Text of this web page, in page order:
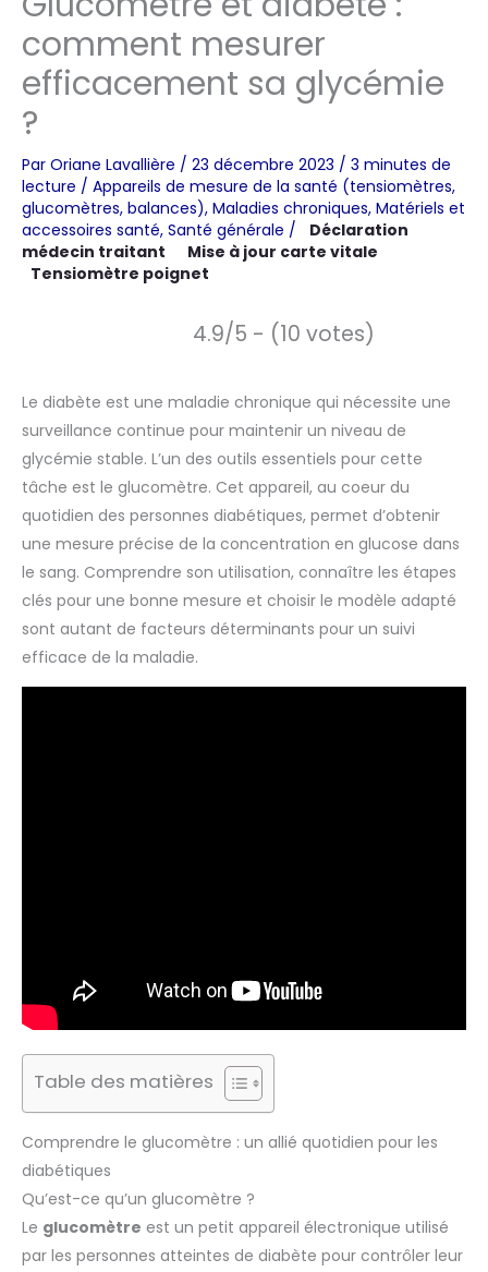
comment mesurer
efficacement sa glycémie
?
Par Oriane Lavallière / 23 décembre 2023 / 3 minutes de
lecture / Appareils de mesure de la santé (tensiomètres,
glucomètres, balances), Maladies chroniques, Matériels et
accessoires santé, Santé générale /
Déclaration
médecin traitant
Mise à jour carte vitale
Tensiomètre poignet
4.9/5 - (10 votes)
Le diabète est une maladie chronique qui nécessite une
surveillance continue pour maintenir un niveau de
glycémie stable. L’un des outils essentiels pour cette
tâche est le glucomètre. Cet appareil, au coeur du
quotidien des personnes diabétiques, permet d’obtenir
une mesure précise de la concentration en glucose dans
le sang. Comprendre son utilisation, connaître les étapes
clés pour une bonne mesure et choisir le modèle adapté
sont autant de facteurs déterminants pour un suivi
efficace de la maladie.
Table des matières
Comprendre le glucomètre : un allié quotidien pour les
diabétiques
Qu’est-ce qu’un glucomètre ?
Le glucomètre est un petit appareil électronique utilisé
par les personnes atteintes de diabète pour contrôler leur